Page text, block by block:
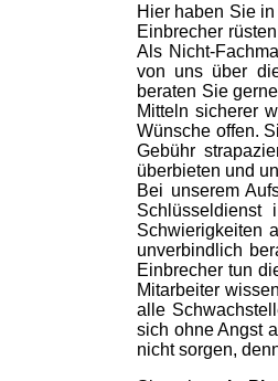
Hier haben Sie
Einbrecher
Als Nicht-
von uns über
beraten Sie
Mitteln sicherer
Wünsche offen.
Gebühr
überbieten und
Bei unserem
Schwierigkeiten
unverbindlich
Einbrecher tun
Mitarbeiter
alle
sich ohne Angst
nicht sorgen,